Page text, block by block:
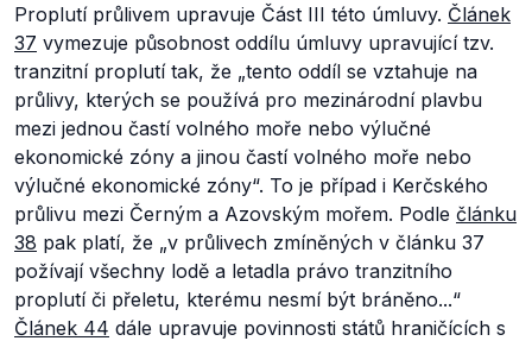
Proplutí průlivem upravuje Část III této úmluvy. Článek
37 vymezuje působnost oddílu úmluvy upravující tzv.
tranzitní proplutí tak, že „tento oddíl se vztahuje na
průlivy, kterých se používá pro mezinárodní plavbu
mezi jednou častí volného moře nebo výlučné
ekonomické zóny a jinou častí volného moře nebo
výlučné ekonomické zóny“. To je případ i Kerčského
průlivu mezi Černým a Azovským mořem. Podle článku
38 pak platí, že „v průlivech zmíněných v článku 37
požívají všechny lodě a letadla právo tranzitního
proplutí či přeletu, kterému nesmí být bráněno...“
Článek 44 dále upravuje povinnosti států hraničících s